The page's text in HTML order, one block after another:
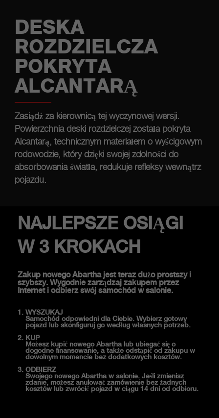
DESKA
ROZDZIELCZA
POKRYTA
ALCANTARĄ
Zasiądź za kierownicą tej wyczynowej wersji.
Powierzchnia deski rozdzielczej została pokryta
Alcantarą, technicznym materiałem o wyścigowym
rodowodzie, który dzięki swojej zdolności do
absorbowania światła, redukuje refleksy wewnątrz
pojazdu.
NAJLEPSZE OSIĄGI
W 3 KROKACH
Zakup nowego Abartha jest teraz dużo prostszy i
szybszy. Wygodnie zarządzaj zakupem przez
Internet i odbierz swój samochód w salonie.
WYSZUKAJ
Samochód odpowiedni dla Ciebie. Wybierz gotowy
pojazd lub skonfiguruj go według własnych potrzeb.
KUP
Możesz kupić nowego Abartha lub ubiegać się o
dogodne finansowanie, a także odstąpić od zakupu w
dowolnym momencie bez dodatkowych kosztów.
ODBIERZ
Swojego nowego Abartha w salonie. Jeśli zmienisz
zdanie, możesz anulować zamówienie bez żadnych
kosztów lub zwrócić pojazd w ciągu 14 dni od odbioru.